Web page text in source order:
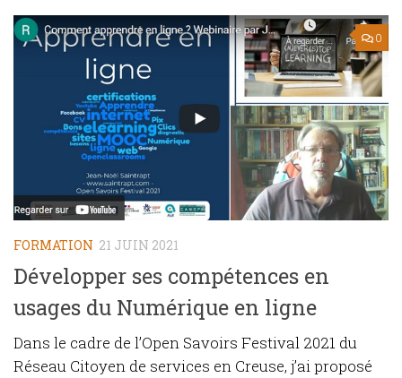
0
FORMATION 21 JUIN 2021
Développer ses compétences en
usages du Numérique en ligne
Dans le cadre de l’Open Savoirs Festival 2021 du
Réseau Citoyen de services en Creuse, j’ai proposé